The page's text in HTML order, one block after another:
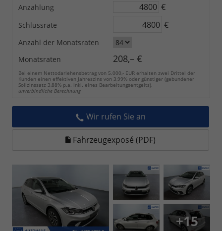
Anzahlung €
Schlussrate €
Anzahl der Monatsraten
Monatsraten
208,– €
Bei einem Nettodarlehensbetrag von 5.000,- EUR erhalten zwei Drittel der
Kunden einen effektiven Jahreszins von 3,99% oder günstiger (gebundener
Sollzinssatz 3,88% p.a. inkl. eines Bearbeitungsentgelts).
unverbindliche Berechnung
Wir rufen Sie an
Fahrzeugexposé (PDF)
+15